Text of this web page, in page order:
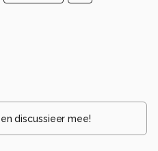
en discussieer mee!